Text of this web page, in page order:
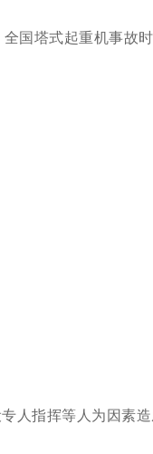
国塔式起重机事故
人指挥等人为因素造